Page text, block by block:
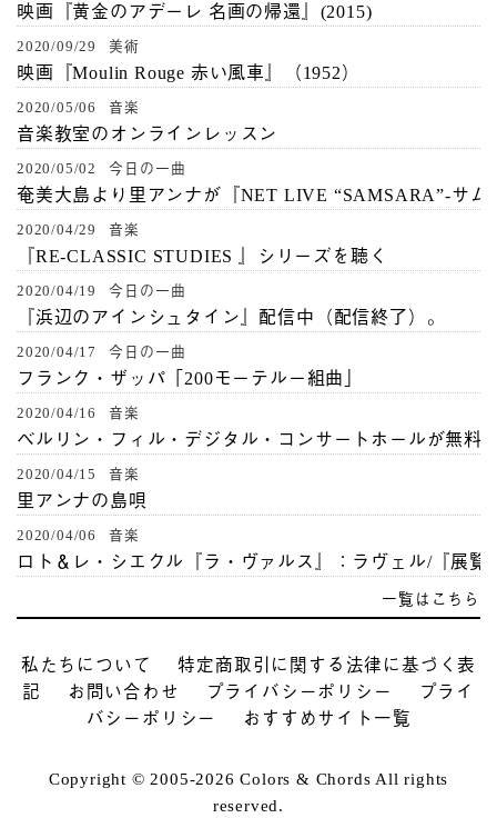
映画『黄金のアデーレ 名画の帰還』(2015)
2020/09/29 美術
映画『Moulin Rouge 赤い風車』（1952）
2020/05/06 音楽
音楽教室のオンラインレッスン
2020/05/02 今日の一曲
奄美大島より里アンナが『NET LIVE “SAMSARA”-サ
2020/04/29 音楽
『RE-CLASSIC STUDIES 』シリーズを聴く
2020/04/19 今日の一曲
『浜辺のアインシュタイン』配信中（配信終了）。
2020/04/17 今日の一曲
フランク・ザッパ「200モーテルー組曲」
2020/04/16 音楽
ベルリン・フィル・デジタル・コンサートホールが無料
2020/04/15 音楽
里アンナの島唄
2020/04/06 音楽
ロト＆レ・シエクル『ラ・ヴァルス』：ラヴェル/『展
一覧はこちら
私たちについて
特定商取引に関する法律に基づく表
記
お問い合わせ プライバシーポリシー
プライ
バシーポリシー
おすすめサイト一覧
Copyright © 2005-2026 Colors & Chords All rights
reserved.